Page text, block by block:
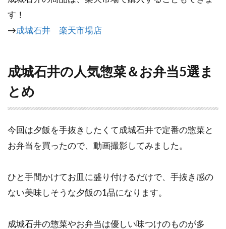
す！
→成城石井 楽天市場店
成城石井の人気惣菜＆お弁当5選ま
とめ
今回は夕飯を手抜きしたくて成城石井で定番の惣菜と
お弁当を買ったので、動画撮影してみました。
ひと手間かけてお皿に盛り付けるだけで、手抜き感の
ない美味しそうな夕飯の1品になります。
成城石井の惣菜やお弁当は優しい味つけのものが多